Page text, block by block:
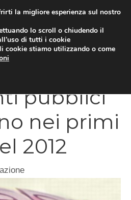
pubblici
nei primi
2012
la migliore esperienza sul nostro
lo scroll o chiudendo il
di tutti i cookie
cookie stiamo utilizzando o come